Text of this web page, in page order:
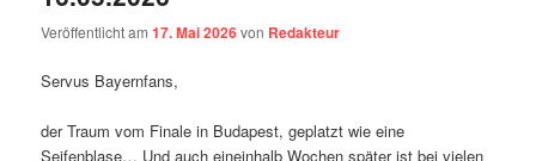
Veröffentlicht am17. Mai 2026von Redakteur
Servus Bayernfans,
der Traum vom Finale in Budapest, geplatzt wie eine
Seifenblase… Und auch eineinhalb Wochen später ist bei vielen